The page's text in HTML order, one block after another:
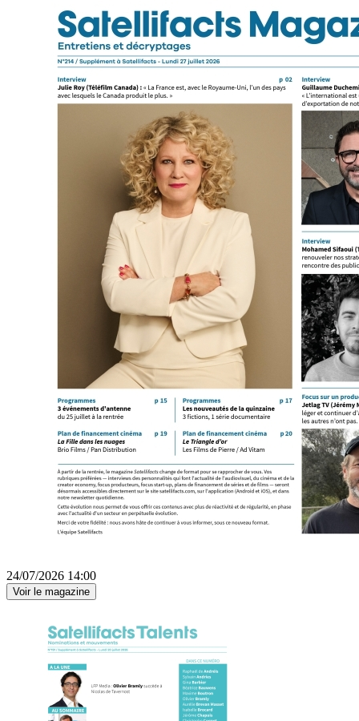
24/07/2026 14:00
Voir le magazine